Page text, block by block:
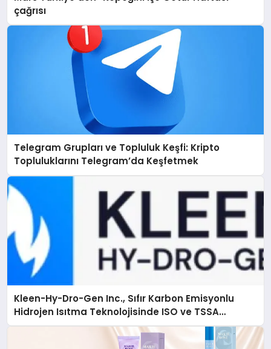
çağrısı
Telegram Grupları ve Topluluk Keşfi: Kripto
Topluluklarını Telegram’da Keşfetmek
Kleen-Hy-Dro-Gen Inc., Sıfır Karbon Emisyonlu
Hidrojen Isıtma Teknolojisinde ISO ve TSSA
Düzenleyici Onaylarını Aldı